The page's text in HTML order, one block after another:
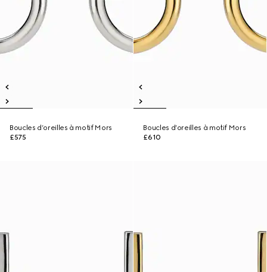
Boucles d’oreilles à motif Mors
£575
Boucles d’oreilles à motif Mors
£610